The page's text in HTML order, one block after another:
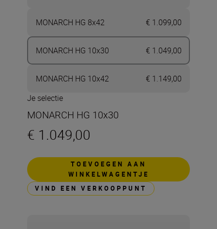
MONARCH HG 8x42 € 1.099,00
MONARCH HG 10x30 € 1.049,00
MONARCH HG 10x42
€ 1.149,00
Je selectie
MONARCH HG 10x30
€ 1.049,00
TOEVOEGEN AAN
WINKELWAGENTJE
VIND EEN VERKOOPPUNT